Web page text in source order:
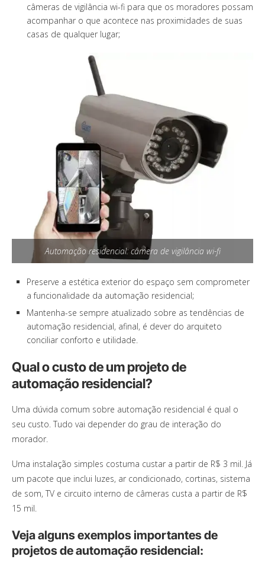
câmeras de vigilância wi-fi para que os moradores possam
acompanhar o que acontece nas proximidades de suas
casas de qualquer lugar;
Automação residencial: câmera de vigilância wi-fi
Preserve a estética exterior do espaço sem comprometer
a funcionalidade da automação residencial;
Mantenha-se sempre atualizado sobre as tendências de
automação residencial, afinal, é dever do arquiteto
conciliar conforto e utilidade.
Qual o custo de um projeto de
automação residencial?
Uma dúvida comum sobre automação residencial é qual o
seu custo. Tudo vai depender do grau de interação do
morador.
Uma instalação simples costuma custar a partir de R$ 3 mil. Já
um pacote que inclui luzes, ar condicionado, cortinas, sistema
de som, TV e circuito interno de câmeras custa a partir de R$
15 mil.
Veja alguns exemplos importantes de
projetos de automação residencial: